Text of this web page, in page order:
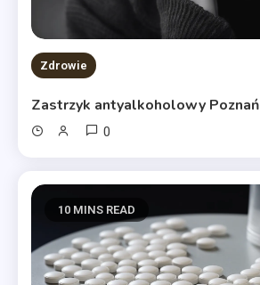
Zdrowie
Zastrzyk antyalkoholowy Poznań
0
10 MINS READ